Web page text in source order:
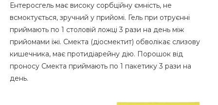
Ентеросгель має високу сорбційну ємність, не
всмоктується, зручний у прийомі. Гель при отруєнні
приймають по 1 столовій ложці 3 рази на день між
прийомами їжі. Смекта (діосмектит) обволікає слизову
кишечника, має протидіарейну дію. Порошок від
проносу Смекта приймають по 1 пакетику 3 рази на
день.